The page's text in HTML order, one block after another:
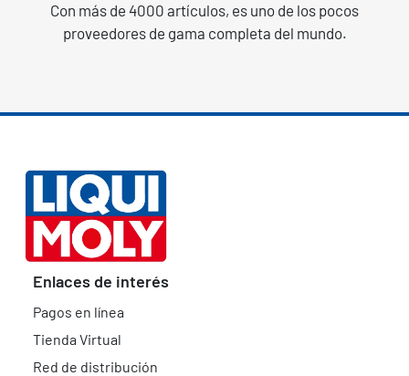
Con más de 4000 artículos, es uno de los pocos
proveedores de gama completa del mundo.
Enlaces de interés
Pagos en línea
Tienda Virtual
Red de distribución